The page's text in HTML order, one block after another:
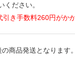
ださい。
き手数料260円がかか
商品発送となります